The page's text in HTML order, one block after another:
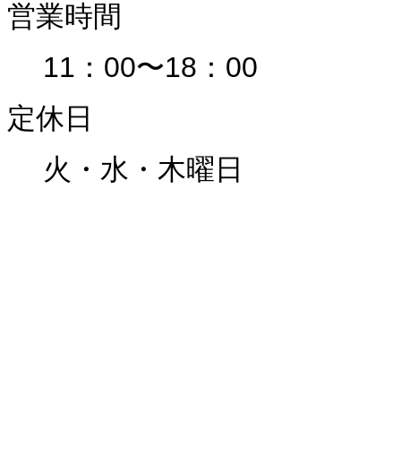
営業時間
11：00〜18：00
定休日
火・水・木曜日